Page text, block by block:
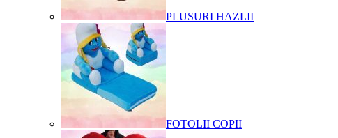
PLUSURI HAZLII
FOTOLII COPII